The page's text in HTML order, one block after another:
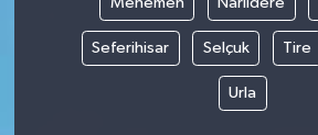
Seferihisar Selçuk Tire
Urla